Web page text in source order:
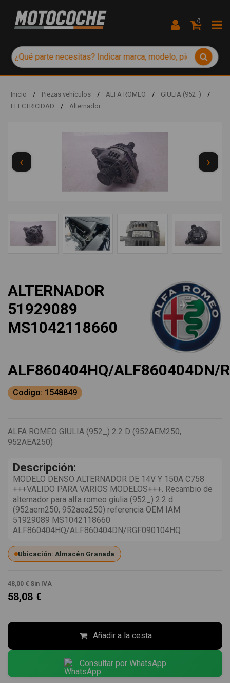
0
Inicio / Piezas vehículos / ALFA ROMEO / GIULIA (952_)
/
ELECTRICIDAD
/ Alternador
‹ ›
ALTERNADOR
51929089
MS1042118660
ALF860404HQ/ALF860404DN/
Codigo: 1548849
ALFA ROMEO GIULIA (952_) 2.2 D (952AEM250,
952AEA250)
Descripción:
MODELO DENSO ALTERNADOR DE 14V Y 150A C758
+++VALIDO PARA VARIOS MODELOS+++. Recambio de
alternador para alfa romeo giulia (952_) 2.2 d
(952aem250, 952aea250) referencia OEM IAM
51929089 MS1042118660
ALF860404HQ/ALF860404DN/RGF090104HQ
Ubicación: Almacén Granada
48,00 € Sin IVA
58,08 €
Añadir a la cesta
Consultar por WhatsApp